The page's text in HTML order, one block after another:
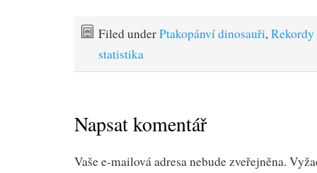
Filed underPtakopánví dinosauři, Rekordy
statistika
Napsat komentář
Vaše e-mailová adresa nebude zveřejněna.